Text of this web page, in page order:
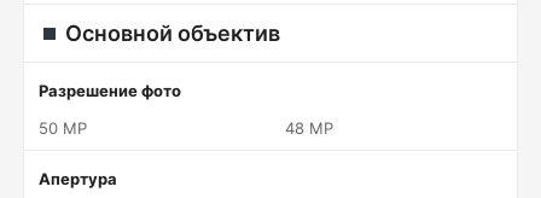
Основной объектив
Разрешение фото
50 MP
48 MP
Апертура